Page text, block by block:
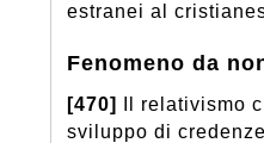
estranei al
Fenomeno da
[470]
Il relativismo
sviluppo di